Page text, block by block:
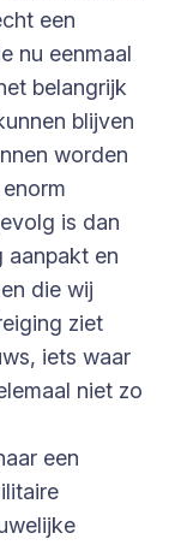
een
nu eenmaal
belangrijk
blijven
worden
is dan
en
die wij
ziet
iets waar
niet zo
een